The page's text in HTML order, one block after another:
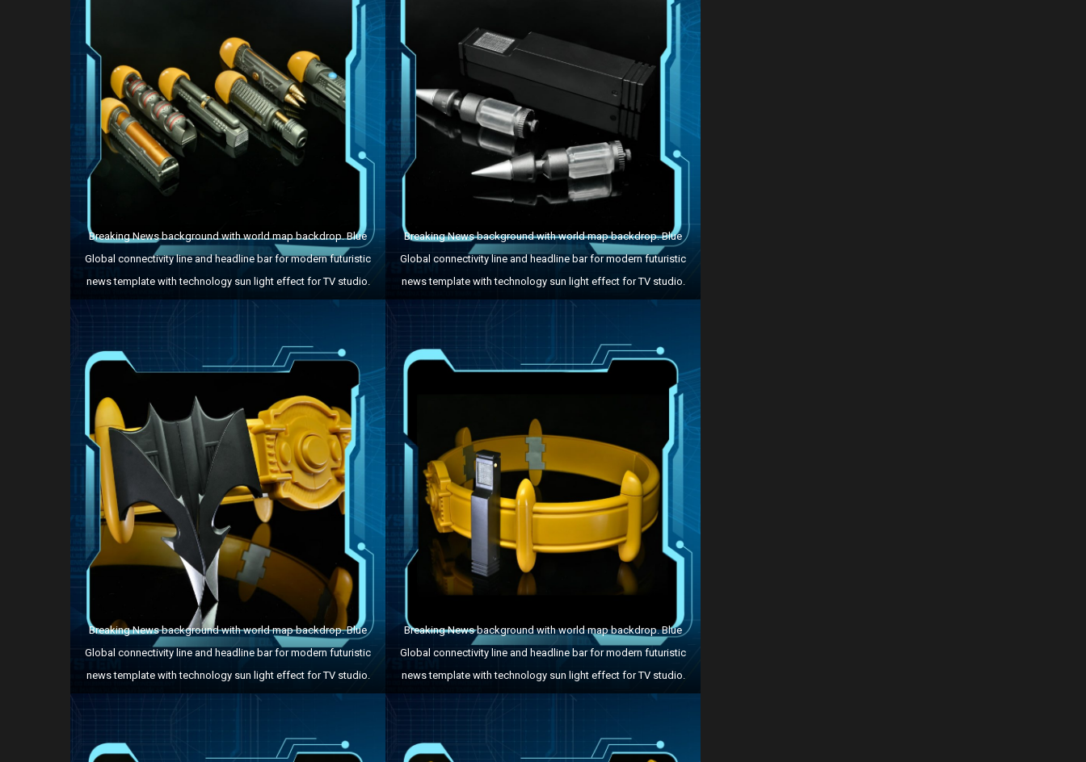
Breaking News background with world map backdrop. Blue
Global connectivity line and headline bar for modern futuristic
news template with technology sun light effect for TV studio.
Breaking News background with world map backdrop. Blue
Global connectivity line and headline bar for modern futuristic
news template with technology sun light effect for TV studio.
Breaking News background with world map backdrop. Blue
Global connectivity line and headline bar for modern futuristic
news template with technology sun light effect for TV studio.
Breaking News background with world map backdrop. Blue
Global connectivity line and headline bar for modern futuristic
news template with technology sun light effect for TV studio.